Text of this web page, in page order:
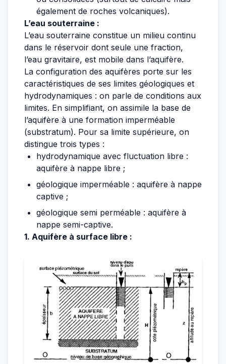
également de roches volcaniques).
L’eau souterraine :
L’eau souterraine constitue un milieu continu
dans le réservoir dont seule une fraction,
l’eau gravitaire, est mobile dans l’aquifère.
La configuration des aquifères porte sur les
caractéristiques de ses limites géologiques et
hydrodynamiques : on parle de conditions aux
limites. En simplifiant, on assimile la base de
l’aquifère à une formation imperméable
(substratum). Pour sa limite supérieure, on
distingue trois types :
hydrodynamique avec fluctuation libre :
aquifère à nappe libre ;
géologique imperméable : aquifère à nappe
captive ;
géologique semi perméable : aquifère à
nappe semi-captive.
1. Aquifère à surface libre :